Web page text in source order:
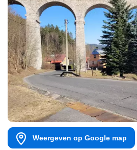
Weergeven op Google map